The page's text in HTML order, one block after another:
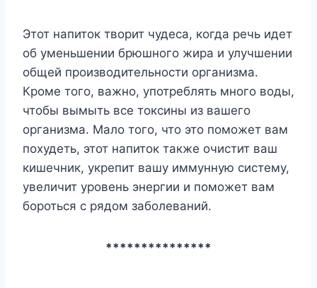
Этот напиток творит чудеса, когда речь идет
об уменьшении брюшного жира и улучшении
общей производительности организма.
Кроме того, важно, употреблять много воды,
чтобы вымыть все токсины из вашего
организма. Мало того, что это поможет вам
похудеть, этот напиток также очистит ваш
кишечник, укрепит вашу иммунную систему,
увеличит уровень энергии и поможет вам
бороться с рядом заболеваний.
***************